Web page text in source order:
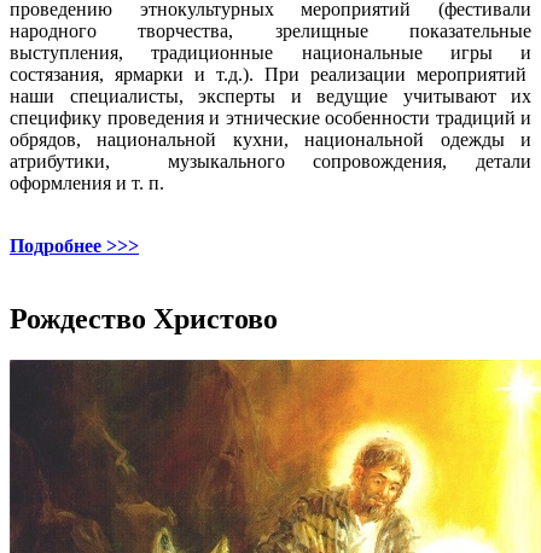
проведению этнокультурных мероприятий (фестивали
народного творчества, зрелищные показательные
выступления, традиционные национальные игры и
состязания, ярмарки и т.д.). При реализации мероприятий
наши специалисты, эксперты и ведущие учитывают их
специфику проведения и этнические особенности традиций и
обрядов, национальной кухни, национальной одежды и
атрибутики, музыкального сопровождения, детали
оформления и т. п.
Подробнее >>>
Рождество Христово